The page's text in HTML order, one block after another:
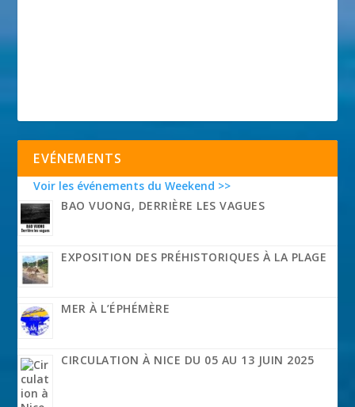
EVÉNEMENTS
Voir les événements du Weekend >>
BAO VUONG, DERRIÈRE LES VAGUES
EXPOSITION DES PRÉHISTORIQUES À LA PLAGE
MER À L’ÉPHÉMÈRE
CIRCULATION À NICE DU 05 AU 13 JUIN 2025